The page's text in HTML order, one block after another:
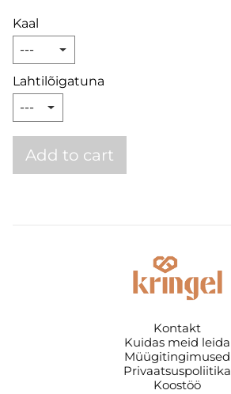
Kaal
Lahtilõigatuna
Add to cart
Kontakt
Kuidas meid leida
Müügitingimused
Privaatsuspoliitika
Koostöö